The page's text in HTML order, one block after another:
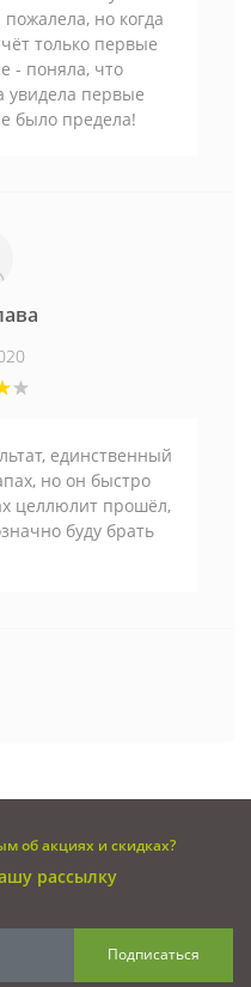
но когда
только первые
- поняла, что
увидела первые
было предела!
единственный
но он быстро
целлюлит прошёл,
буду брать
об акциях и скидках?
рассылку
Подписаться